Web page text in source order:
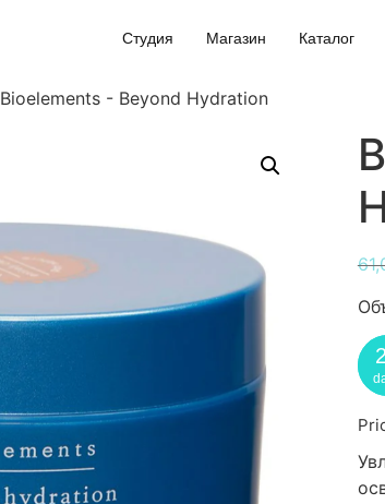
Студия Магазин Каталог
Bioelements - Beyond Hydration